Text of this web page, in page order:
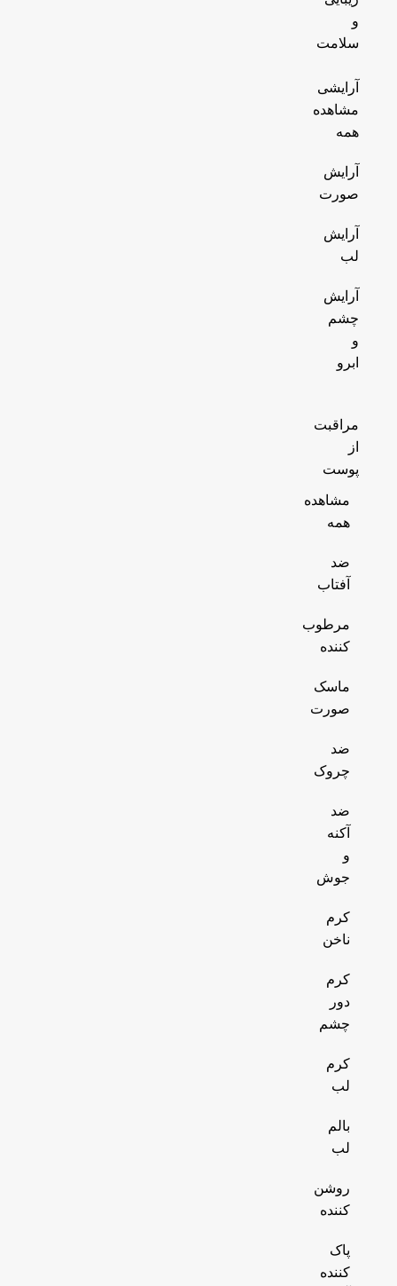
و
سلامت
آرایشی
مشاهده
همه
آرایش
صورت
آرایش
لب
آرایش
چشم
و
ابرو
مراقبت
از
پوست
مشاهده
همه
ضد
آفتاب
مرطوب
کننده
ماسک
صورت
ضد
چروک
ضد
آکنه
و
جوش
کرم
ناخن
کرم
دور
چشم
کرم
لب
بالم
لب
روشن
کننده
پاک
کننده